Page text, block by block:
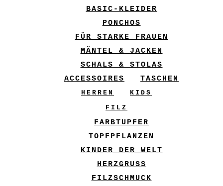
BASIC-KLEIDER
PONCHOS
FÜR STARKE FRAUEN
MÄNTEL & JACKEN
SCHALS & STOLAS
ACCESSOIRES
TASCHEN
HERREN
KIDS
FILZ
FARBTUPFER
TOPFPFLANZEN
KINDER DER WELT
HERZGRUSS
FILZSCHMUCK